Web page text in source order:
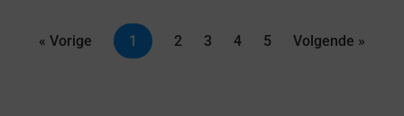
« Vorige 1 2 3 4 5 Volgende »